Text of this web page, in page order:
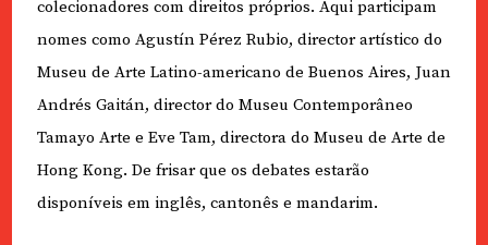
colecionadores com direitos próprios. Aqui participam
nomes como Agustín Pérez Rubio, director artístico do
Museu de Arte Latino-americano de Buenos Aires, Juan
Andrés Gaitán, director do Museu Contemporâneo
Tamayo Arte e Eve Tam, directora do Museu de Arte de
Hong Kong. De frisar que os debates estarão
disponíveis em inglês, cantonês e mandarim.